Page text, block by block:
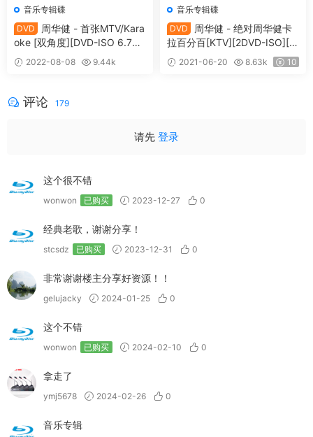
音乐专辑碟
DVD
周华健 - 首张MTV/Kara
oke [双角度][DVD-ISO 6.70
G] 2022-08-08
9.44k
音乐专辑碟
DVD
周华健 - 绝对周华健卡
拉百分百[KTV][2DVD-ISO][3.
04G+2.95G]
2021-06-20 8.63k 10
评论 179
请先 登录
这个很不错
wonwon 已购买 2023-12-27 0
经典老歌，谢谢分享！
stcsdz 已购买 2023-12-31 0
非常谢谢楼主分享好资源！！
gelujacky 2024-01-25 0
这个不错
wonwon 已购买 2024-02-10 0
拿走了
ymj5678 2024-02-26 0
音乐专辑